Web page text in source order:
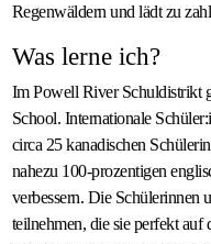
Regenwäldern und lädt zu
Was lerne ich?
Im Powell River Schuldistrikt
School. Internationale
circa 25 kanadischen
nahezu 100-prozentigen
verbessern. Die Schülerinnen
teilnehmen, die sie perfekt